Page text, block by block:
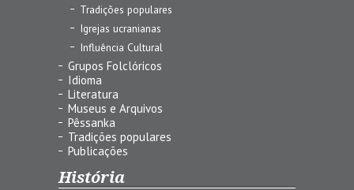
Tradições populares
Igrejas ucranianas
Influência Cultural
Grupos Folclóricos
Idioma
Literatura
Museus e Arquivos
Pêssanka
Tradições populares
Publicações
História